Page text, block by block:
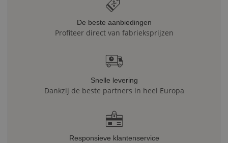
De beste aanbiedingen
Profiteer direct van fabrieksprijzen
Snelle levering
Dankzij de beste partners in heel Europa
Responsieve klantenservice